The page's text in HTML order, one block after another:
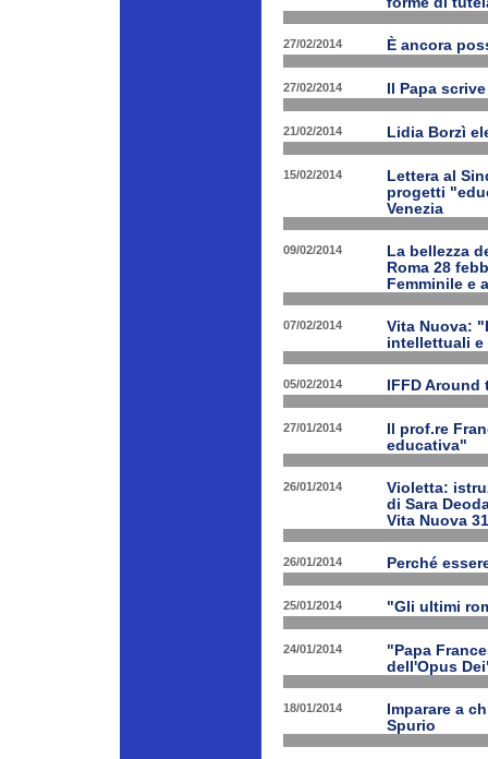
27/02/2014 È ancora
27/02/2014 Il Papa
21/02/2014 Lidia Borzì
15/02/2014
Lettera al
progetti
Venezia
09/02/2014
La bellezza
Roma 28
Femminile e
07/02/2014
Vita Nuova:
intellettuali e
05/02/2014 IFFD
27/01/2014
Il prof.re
educativa"
26/01/2014
Violetta:
di Sara
Vita Nuova
26/01/2014 Perché
25/01/2014 "Gli ultimi
24/01/2014
"Papa
dell'Opus
18/01/2014
Imparare a
Spurio